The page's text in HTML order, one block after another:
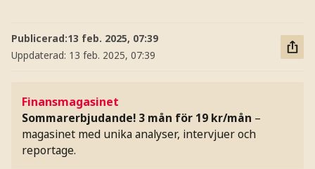
Publicerad:13 feb. 2025, 07:39
Uppdaterad: 13 feb. 2025, 07:39
Finansmagasinet
Sommarerbjudande! 3 mån för 19 kr/mån –
magasinet med unika analyser, intervjuer och
reportage.